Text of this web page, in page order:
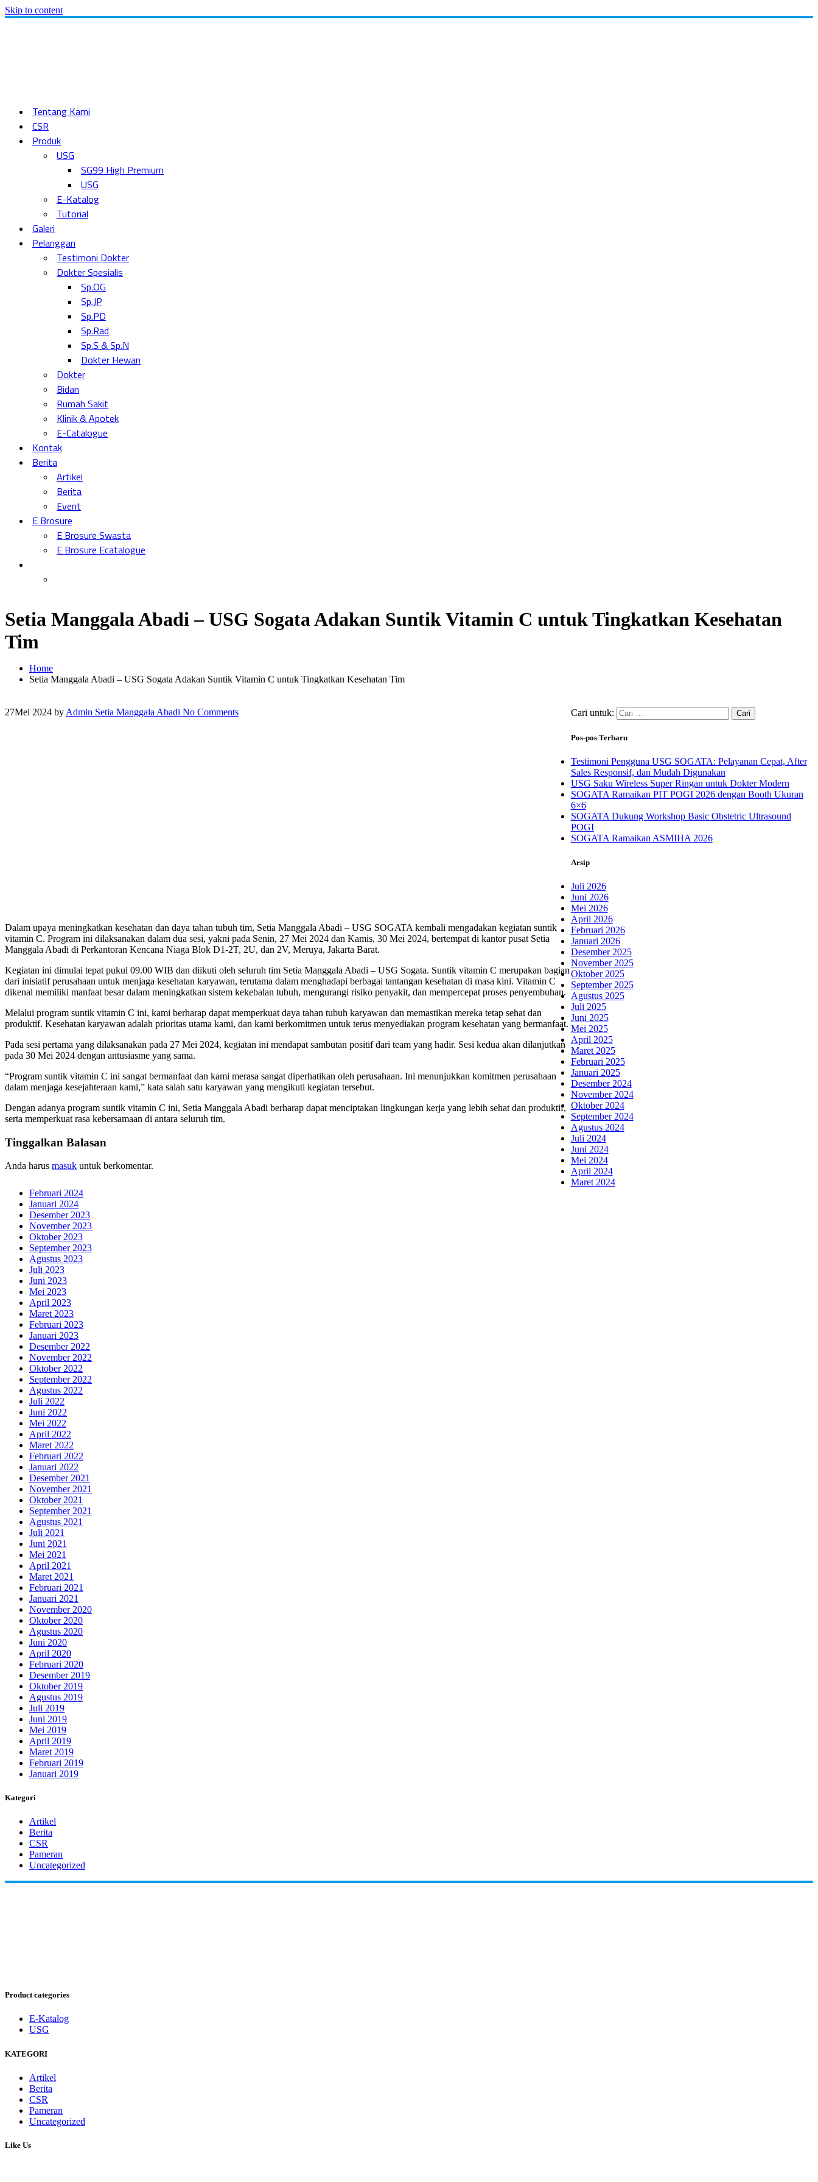
Skip to content
Tentang Kami
CSR
Produk
USG
SG99 High Premium
USG
E-Katalog
Tutorial
Galeri
Pelanggan
Testimoni Dokter
Dokter Spesialis
Sp.OG
Sp.JP
Sp.PD
Sp.Rad
Sp.S & Sp.N
Dokter Hewan
Dokter
Bidan
Rumah Sakit
Klinik & Apotek
E-Catalogue
Kontak
Berita
Artikel
Berita
Event
E Brosure
E Brosure Swasta
E Brosure Ecatalogue
Setia Manggala Abadi – USG Sogata Adakan Suntik Vitamin C untuk Tingkatkan Kesehatan
Tim
Home
Setia Manggala Abadi – USG Sogata Adakan Suntik Vitamin C untuk Tingkatkan Kesehatan Tim
27Mei 2024 by Admin Setia Manggala Abadi No Comments
Dalam upaya meningkatkan kesehatan dan daya tahan tubuh tim, Setia Manggala Abadi – USG SOGATA kembali mengadakan kegiatan suntik
vitamin C. Program ini dilaksanakan dalam dua sesi, yakni pada Senin, 27 Mei 2024 dan Kamis, 30 Mei 2024, bertempat di kantor pusat Setia
Manggala Abadi di Perkantoran Kencana Niaga Blok D1-2T, 2U, dan 2V, Meruya, Jakarta Barat.
Kegiatan ini dimulai tepat pukul 09.00 WIB dan diikuti oleh seluruh tim Setia Manggala Abadi – USG Sogata. Suntik vitamin C merupakan bagian
dari inisiatif perusahaan untuk menjaga kesehatan karyawan, terutama dalam menghadapi berbagai tantangan kesehatan di masa kini. Vitamin C
dikenal memiliki manfaat besar dalam meningkatkan sistem kekebalan tubuh, mengurangi risiko penyakit, dan mempercepat proses penyembuhan.
Melalui program suntik vitamin C ini, kami berharap dapat memperkuat daya tahan tubuh karyawan dan memastikan mereka tetap sehat dan
produktif. Kesehatan karyawan adalah prioritas utama kami, dan kami berkomitmen untuk terus menyediakan program kesehatan yang bermanfaat.
Pada sesi pertama yang dilaksanakan pada 27 Mei 2024, kegiatan ini mendapat sambutan positif dari team yang hadir. Sesi kedua akan dilanjutkan
pada 30 Mei 2024 dengan antusiasme yang sama.
“Program suntik vitamin C ini sangat bermanfaat dan kami merasa sangat diperhatikan oleh perusahaan. Ini menunjukkan komitmen perusahaan
dalam menjaga kesejahteraan kami,” kata salah satu karyawan yang mengikuti kegiatan tersebut.
Dengan adanya program suntik vitamin C ini, Setia Manggala Abadi berharap dapat menciptakan lingkungan kerja yang lebih sehat dan produktif,
serta memperkuat rasa kebersamaan di antara seluruh tim.
Tinggalkan Balasan
Anda harus masuk untuk berkomentar.
Cari untuk:
Pos-pos Terbaru
Testimoni Pengguna USG SOGATA: Pelayanan Cepat, After
Sales Responsif, dan Mudah Digunakan
USG Saku Wireless Super Ringan untuk Dokter Modern
SOGATA Ramaikan PIT POGI 2026 dengan Booth Ukuran
6×6
SOGATA Dukung Workshop Basic Obstetric Ultrasound
POGI
SOGATA Ramaikan ASMIHA 2026
Arsip
Juli 2026
Juni 2026
Mei 2026
April 2026
Februari 2026
Januari 2026
Desember 2025
November 2025
Oktober 2025
September 2025
Agustus 2025
Juli 2025
Juni 2025
Mei 2025
April 2025
Maret 2025
Februari 2025
Januari 2025
Desember 2024
November 2024
Oktober 2024
September 2024
Agustus 2024
Juli 2024
Juni 2024
Mei 2024
April 2024
Maret 2024
Februari 2024
Januari 2024
Desember 2023
November 2023
Oktober 2023
September 2023
Agustus 2023
Juli 2023
Juni 2023
Mei 2023
April 2023
Maret 2023
Februari 2023
Januari 2023
Desember 2022
November 2022
Oktober 2022
September 2022
Agustus 2022
Juli 2022
Juni 2022
Mei 2022
April 2022
Maret 2022
Februari 2022
Januari 2022
Desember 2021
November 2021
Oktober 2021
September 2021
Agustus 2021
Juli 2021
Juni 2021
Mei 2021
April 2021
Maret 2021
Februari 2021
Januari 2021
November 2020
Oktober 2020
Agustus 2020
Juni 2020
April 2020
Februari 2020
Desember 2019
Oktober 2019
Agustus 2019
Juli 2019
Juni 2019
Mei 2019
April 2019
Maret 2019
Februari 2019
Januari 2019
Kategori
Artikel
Berita
CSR
Pameran
Uncategorized
Product categories
E-Katalog
USG
KATEGORI
Artikel
Berita
CSR
Pameran
Uncategorized
Like Us